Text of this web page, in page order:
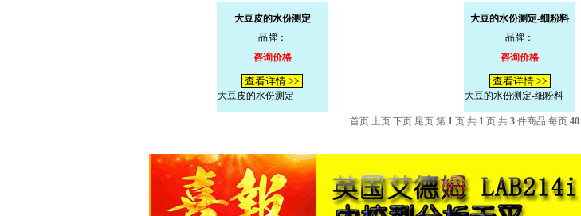
大豆皮的水份测定
品牌：
咨询价格
查看详情 >>
大豆皮的水份测定
大豆的水份测定-细粉料
品牌：
咨询价格
查看详情 >>
大豆的水份测定-细粉料
首页 上页 下页 尾页 第 1 页 共 1 页 共 3 件商品 每页 40